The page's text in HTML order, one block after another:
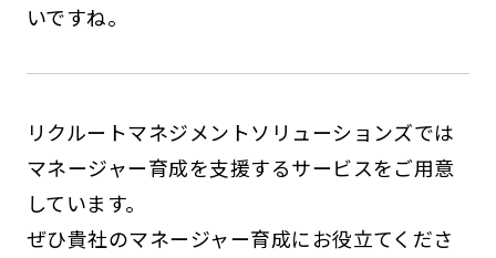
いですね。
リクルートマネジメントソリューションズでは
マネージャー育成を支援するサービスをご用意
しています。
ぜひ貴社のマネージャー育成にお役立てくださ